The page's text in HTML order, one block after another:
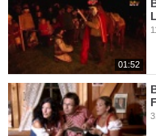
01:52